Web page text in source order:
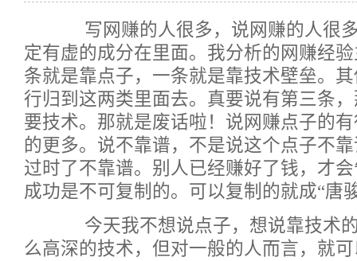
写网赚的人很多，说网赚的人很多
定有虚的成分在里面。我分析的网赚经
条就是靠点子，一条就是靠技术壁垒。
行归到这两类里面去。真要说有第三条
要技术。那就是废话啦！说网赚点子的
的更多。说不靠谱，不是说这个点子不
过时了不靠谱。别人已经赚好了钱，才
成功是不可复制的。可以复制的就成“唐
今天我不想说点子，想说靠技术的
么高深的技术，但对一般的人而言，就